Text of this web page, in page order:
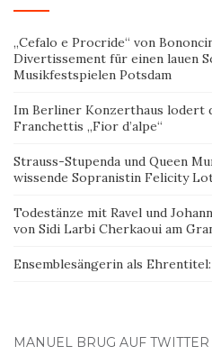
„Cefalo e Procride“ von
Divertissement für einen lauen
Musikfestspielen Potsdam
Im Berliner Konzerthaus lodert
Franchettis „Fior d’alpe“
Strauss-Stupenda und Queen
wissende Sopranistin Felicity
Todestänze mit Ravel und
von Sidi Larbi Cherkaoui am
Ensemblesängerin als
MANUEL BRUG AUF TWITTER